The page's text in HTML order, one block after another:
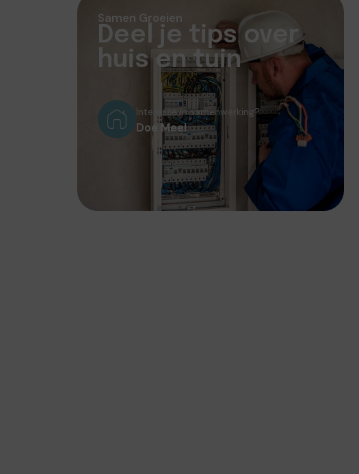
Samen Groeien
Deel je tips over
huis en tuin
Interesse in samenwerking?
Doe Mee!